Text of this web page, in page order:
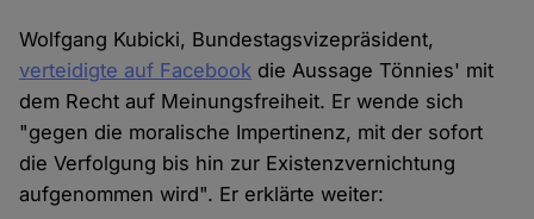
Wolfgang Kubicki, Bundestagsvizepräsident,
verteidigte auf Facebook die Aussage Tönnies' mit
dem Recht auf Meinungsfreiheit. Er wende sich
"gegen die moralische Impertinenz, mit der sofort
die Verfolgung bis hin zur Existenzvernichtung
aufgenommen wird". Er erklärte weiter: